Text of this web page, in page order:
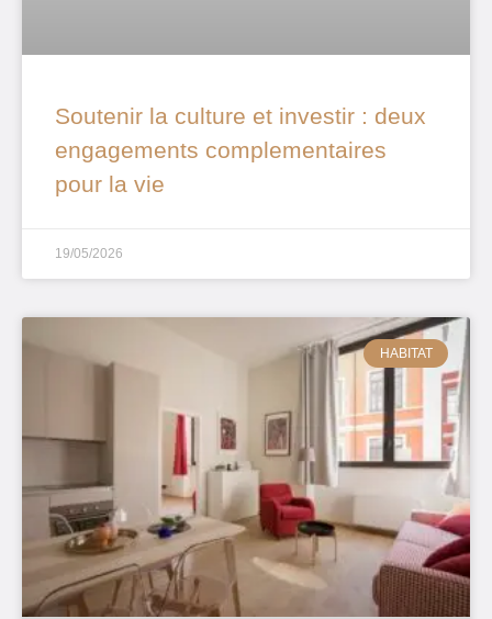
Soutenir la culture et investir : deux
engagements complementaires
pour la vie
19/05/2026
HABITAT